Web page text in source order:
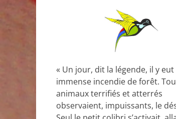
« Un jour, dit la légende, il y eut
immense incendie de forêt.
animaux terrifiés et atterrés
observaient, impuissants, le